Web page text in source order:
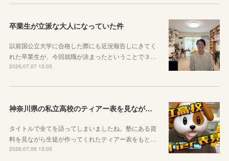
卒業生が立派な大人になっていた件
以前国公立大学に合格した際にも近況報告しにきてく
れた卒業生が、今回就職が決まったということで３…
2026.07.07 15:05
神奈川県の私立高校のティアー表を見ながら話す動画を作りました！
タイトルで全てを語ってしまいましたね。塾にある資
料を見ながら生徒が作ってくれたティアー表をもと…
2026.07.06 15:05